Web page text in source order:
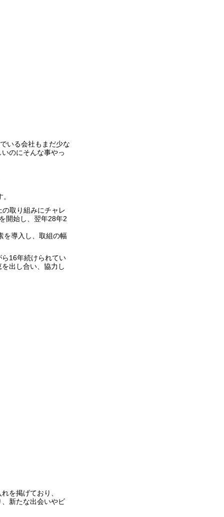
いる会社もまだ少な
のにそんな事やっ
取り組みにチャレ
開始し、翌年28年2
を導入し、取組の幅
16年続けられてい
出し合い、協力し
を掲げており、
新たな出会いやビ